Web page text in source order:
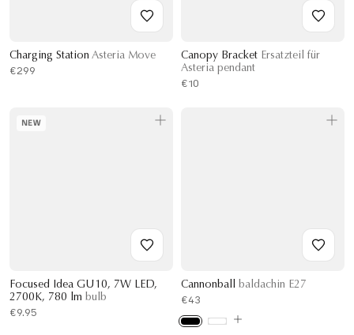
Charging Station Asteria Move
€299
Canopy Bracket Ersatzteil für
Asteria pendant
€10
NEW
Focused Idea GU10, 7W LED,
2700K, 780 lm bulb
€9.95
Cannonball baldachin E27
€43